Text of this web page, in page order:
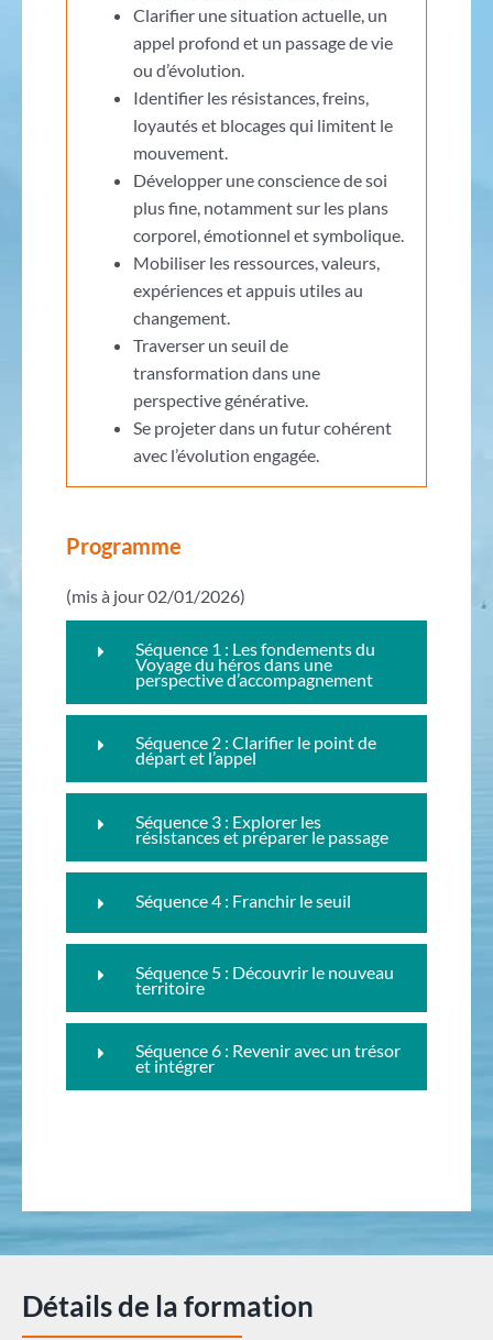
Clarifier une situation actuelle, un
appel profond et un passage de vie
ou d’évolution.
Identifier les résistances, freins,
loyautés et blocages qui limitent le
mouvement.
Développer une conscience de soi
plus fine, notamment sur les plans
corporel, émotionnel et symbolique.
Mobiliser les ressources, valeurs,
expériences et appuis utiles au
changement.
Traverser un seuil de
transformation dans une
perspective générative.
Se projeter dans un futur cohérent
avec l’évolution engagée.
Programme
(mis à jour 02/01/2026)
Séquence 1 : Les fondements du
Voyage du héros dans une
perspective d’accompagnement
Séquence 2 : Clarifier le point de
départ et l’appel
Séquence 3 : Explorer les
résistances et préparer le passage
Séquence 4 : Franchir le seuil
Séquence 5 : Découvrir le nouveau
territoire
Séquence 6 : Revenir avec un trésor
et intégrer
Détails de la formation